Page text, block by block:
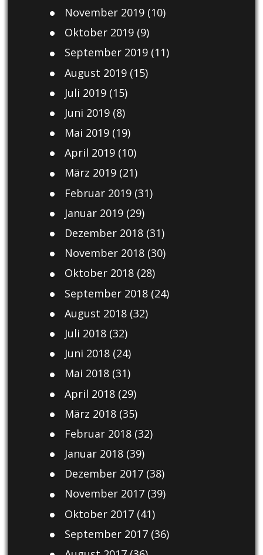
November 2019(10)
Oktober 2019(9)
September 2019(11)
August 2019(15)
Juli 2019(15)
Juni 2019(8)
Mai 2019(19)
April 2019(10)
März 2019(21)
Februar 2019(31)
Januar 2019(29)
Dezember 2018(31)
November 2018(30)
Oktober 2018(28)
September 2018(24)
August 2018(32)
Juli 2018(32)
Juni 2018(24)
Mai 2018(31)
April 2018(29)
März 2018(35)
Februar 2018(32)
Januar 2018(39)
Dezember 2017(38)
November 2017(39)
Oktober 2017(41)
September 2017(36)